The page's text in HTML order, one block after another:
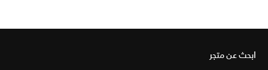
ابحث عن متجر